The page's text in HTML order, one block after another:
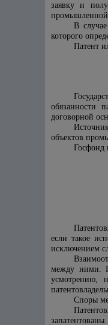
заявку и
промышленной
В
которого
Патент
обязанности
договорной
объектов
Госфонд
если такое
исключением
между ними.
усмотрению,
Споры
запатентованы.